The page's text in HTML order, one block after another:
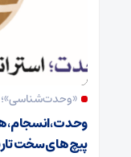
«وحدت‌‌شناسی»؛
وحدت
پیچ های سخت